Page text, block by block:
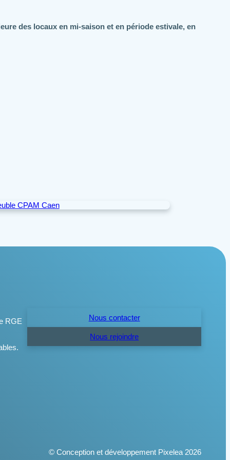
des locaux en mi-saison et en période estivale, en
Nous contacter
Nous rejoindre
© Conception et développement Pixelea 2026